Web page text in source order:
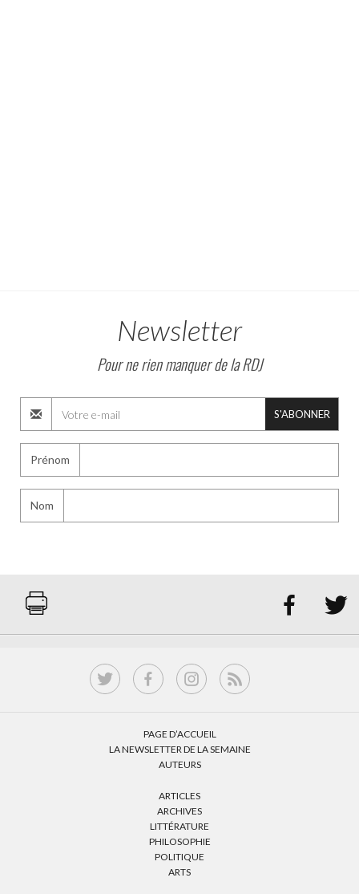
Newsletter
Pour ne rien manquer de la RDJ
S'ABONNER
Prénom
Nom
 
PAGE D’ACCUEIL
LA NEWSLETTER DE LA SEMAINE
AUTEURS
ARTICLES
ARCHIVES
LITTÉRATURE
PHILOSOPHIE
POLITIQUE
ARTS